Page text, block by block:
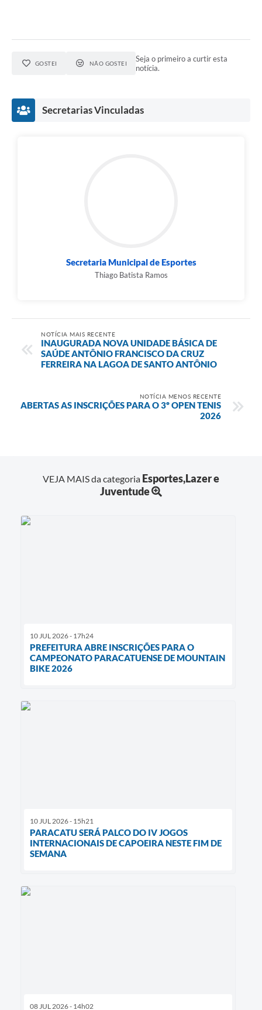
GOSTEI NÃO GOSTEI
Seja o primeiro a curtir esta
notícia.
Secretarias Vinculadas
Secretaria Municipal de Esportes
Thiago Batista Ramos
NOTÍCIA MAIS RECENTE
INAUGURADA NOVA UNIDADE BÁSICA DE
SAÚDE ANTÔNIO FRANCISCO DA CRUZ
FERREIRA NA LAGOA DE SANTO ANTÔNIO
NOTÍCIA MENOS RECENTE
ABERTAS AS INSCRIÇÕES PARA O 3º OPEN TENIS
2026
VEJA MAIS da categoria Esportes,Lazer e
Juventude
10 JUL 2026 - 17h24
PREFEITURA ABRE INSCRIÇÕES PARA O
CAMPEONATO PARACATUENSE DE MOUNTAIN
BIKE 2026
10 JUL 2026 - 15h21
PARACATU SERÁ PALCO DO IV JOGOS
INTERNACIONAIS DE CAPOEIRA NESTE FIM DE
SEMANA
08 JUL 2026 - 14h02